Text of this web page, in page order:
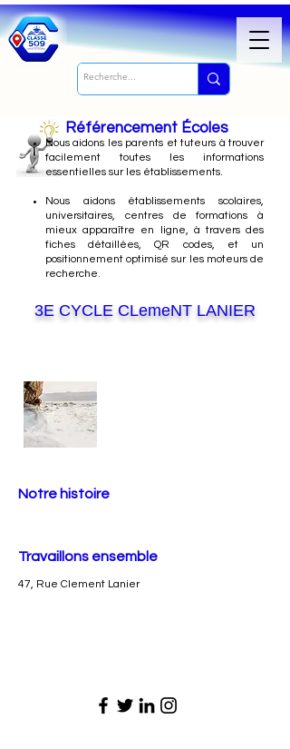
Référencement Écoles
Nousaidons les parents et tuteurs à trouver
facilement toutes les informations
essentielles sur les établissements.
Nous aidons établissements scolaires,
universitaires, centres de formations à
mieux apparaître en ligne, à travers des
fiches détaillées, QR codes, et un
positionnement optimisé sur les moteurs de
recherche.
3E CYCLE CLemeNT LANIER
Notre histoire
Travaillons ensemble
47, Rue Clement Lanier